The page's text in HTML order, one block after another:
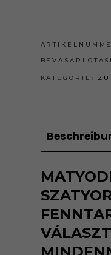
KATEGORIE: